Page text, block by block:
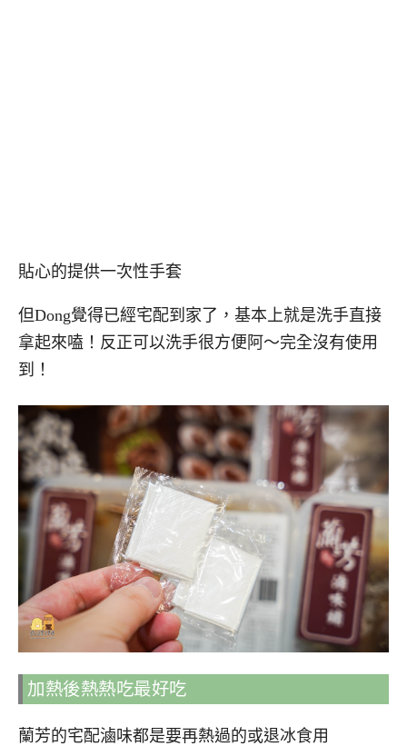
貼心的提供一次性手套
但Dong覺得已經宅配到家了，基本上就是洗手直接
拿起來嗑！反正可以洗手很方便阿～完全沒有使用
到！
加熱後熱熱吃最好吃
蘭芳的宅配滷味都是要再熱過的或退冰食用